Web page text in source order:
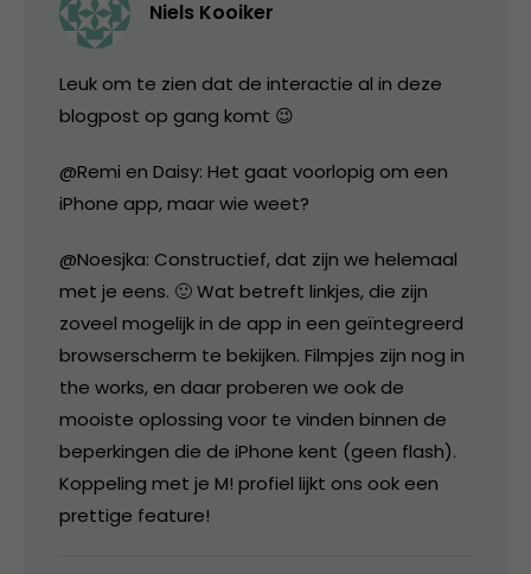
Niels Kooiker
Leuk om te zien dat de interactie al in deze
blogpost op gang komt 😉
@Remi en Daisy: Het gaat voorlopig om een
iPhone app, maar wie weet?
@Noesjka: Constructief, dat zijn we helemaal
met je eens. 🙂 Wat betreft linkjes, die zijn
zoveel mogelijk in de app in een geïntegreerd
browserscherm te bekijken. Filmpjes zijn nog in
the works, en daar proberen we ook de
mooiste oplossing voor te vinden binnen de
beperkingen die de iPhone kent (geen flash).
Koppeling met je M! profiel lijkt ons ook een
prettige feature!